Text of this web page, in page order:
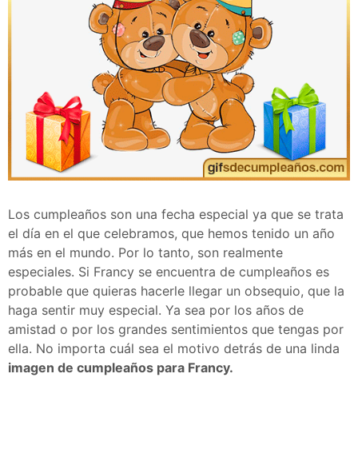
Los cumpleaños son una fecha especial ya que se trata
el día en el que celebramos, que hemos tenido un año
más en el mundo. Por lo tanto, son realmente
especiales. Si Francy se encuentra de cumpleaños es
probable que quieras hacerle llegar un obsequio, que la
haga sentir muy especial. Ya sea por los años de
amistad o por los grandes sentimientos que tengas por
ella. No importa cuál sea el motivo detrás de una linda
imagen de cumpleaños para Francy.